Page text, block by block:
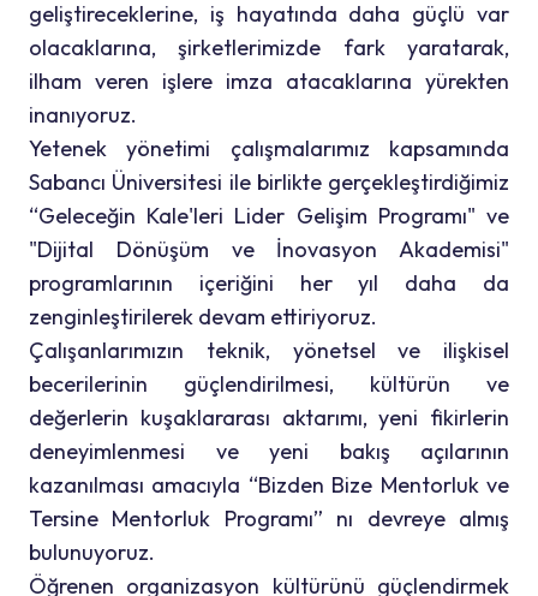
geliştireceklerine, iş hayatında daha güçlü var
olacaklarına, şirketlerimizde fark yaratarak,
ilham veren işlere imza atacaklarına yürekten
inanıyoruz.
Yetenek yönetimi çalışmalarımız kapsamında
Sabancı Üniversitesi ile birlikte gerçekleştirdiğimiz
“Geleceğin Kale'leri Lider Gelişim Programı" ve
"Dijital Dönüşüm ve İnovasyon Akademisi"
programlarının içeriğini her yıl daha da
zenginleştirilerek devam ettiriyoruz.
Çalışanlarımızın teknik, yönetsel ve ilişkisel
becerilerinin güçlendirilmesi, kültürün ve
değerlerin kuşaklararası aktarımı, yeni fikirlerin
deneyimlenmesi ve yeni bakış açılarının
kazanılması amacıyla “Bizden Bize Mentorluk ve
Tersine Mentorluk Programı” nı devreye almış
bulunuyoruz.
Öğrenen organizasyon kültürünü güçlendirmek